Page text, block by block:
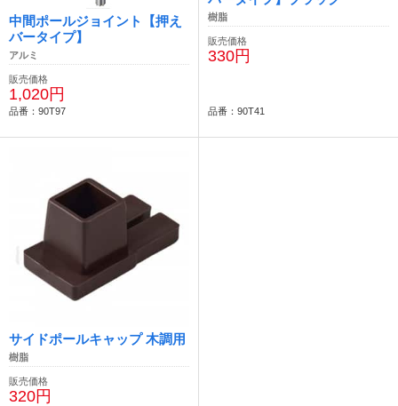
中間ポールジョイント【押え
バータイプ】
アルミ
販売価格
1,020円
品番：90T97
樹脂
販売価格
330円
品番：90T41
サイドポールキャップ 木調用
樹脂
販売価格
320円